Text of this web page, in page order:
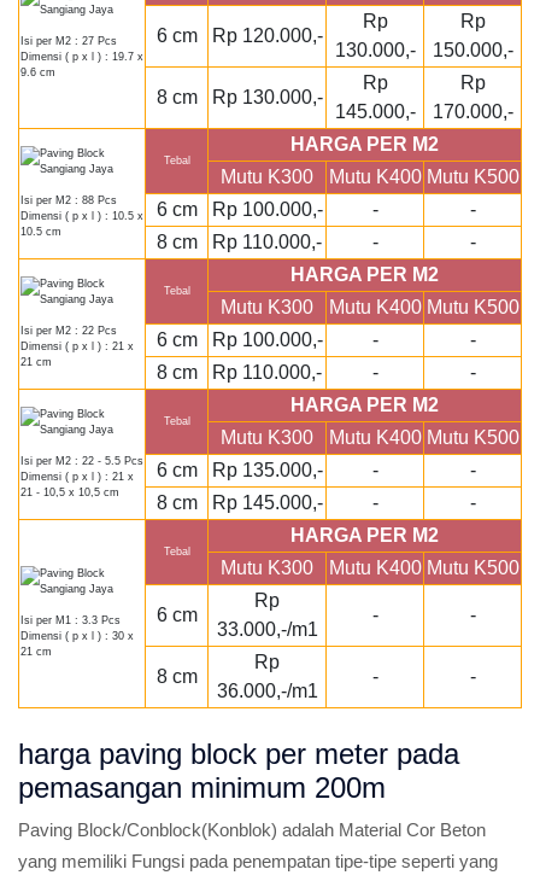
Isi per M2 : 27 Pcs
Dimensi ( p x l ) : 19.7 x
9.6 cm
6 cm Rp 120.000,-
Rp
130.000,-
Rp
150.000,-
8 cm Rp 130.000,-
Rp
145.000,-
Rp
170.000,-
Isi per M2 : 88 Pcs
Dimensi ( p x l ) : 10.5 x
10.5 cm
Tebal
HARGA PER M2
Mutu K300
Mutu K400 Mutu K500
6 cm
Rp 100.000,- -
-
8 cm
Rp 110.000,- - -
Isi per M2 : 22 Pcs
Dimensi ( p x l ) : 21 x
21 cm
Tebal
HARGA PER M2
Mutu K300
Mutu K400 Mutu K500
6 cm
Rp 100.000,- -
-
8 cm
Rp 110.000,- - -
Isi per M2 : 22 - 5.5 Pcs
Dimensi ( p x l ) : 21 x
21 - 10,5 x 10,5 cm
Tebal
HARGA PER M2
Mutu K300
Mutu K400 Mutu K500
6 cm
Rp 135.000,- -
-
8 cm
Rp 145.000,- - -
Isi per M1 : 3.3 Pcs
Dimensi ( p x l ) : 30 x
21 cm
Tebal
HARGA PER M2
Mutu K300
Mutu K400 Mutu K500
6 cm
Rp
33.000,-/m1
- -
8 cm
Rp
36.000,-/m1
- -
harga paving block per meter pada
pemasangan minimum 200m
Paving Block/Conblock(Konblok) adalah Material Cor Beton
yang memiliki Fungsi pada penempatan tipe-tipe seperti yang